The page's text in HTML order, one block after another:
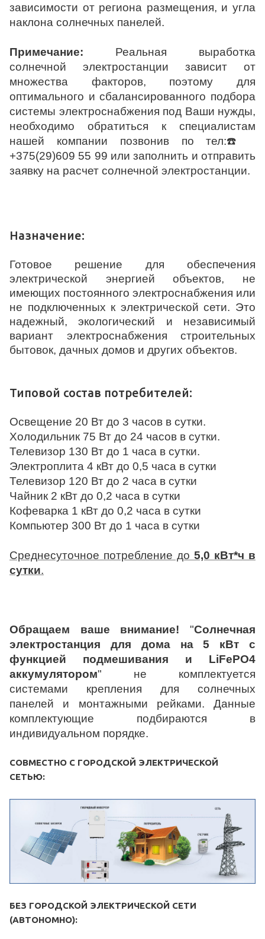
зависимости от региона размещения, и угла
наклона солнечных панелей.
Примечание:
Реальная выработка
солнечной электростанции зависит от
множества факторов, поэтому для
оптимального и сбалансированного подбора
системы электроснабжения под Ваши нужды,
необходимо обратиться к специалистам
нашей компании позвонив по тел:☎️
+375(29)609 55 99 или заполнить и отправить
заявку на расчет солнечной электростанции.
Назначение:
Готовое решение для обеспечения
электрической энергией объектов, не
имеющих постоянного электроснабжения или
не подключенных к электрической сети. Это
надежный, экологический и независимый
вариант электроснабжения строительных
бытовок, дачных домов и других объектов.
Типовой состав потребителей:
Освещение 20 Вт до 3 часов в сутки.
Холодильник 75 Вт до 24 часов в сутки.
Телевизор 130 Вт до 1 часа в сутки.
Электроплита 4 кВт до 0,5 часа в сутки
Телевизор 120 Вт до 2 часа в сутки
Чайник 2 кВт до 0,2 часа в сутки
Кофеварка 1 кВт до 0,2 часа в сутки
Компьютер 300 Вт до 1 часа в сутки
Среднесуточное потребление до 5,0 кВт*ч в
сутки.
Обращаем ваше внимание! "Солнечная
электростанция для дома на 5 кВт с
функцией подмешивания и LiFePO4
аккумулятором" не комплектуется
системами крепления для солнечных
панелей и монтажными рейками. Данные
комплектующие подбираются в
индивидуальном порядке.
СОВМЕСТНО С ГОРОДСКОЙ ЭЛЕКТРИЧЕСКОЙ
СЕТЬЮ:
БЕЗ ГОРОДСКОЙ ЭЛЕКТРИЧЕСКОЙ СЕТИ
(АВТОНОМНО):